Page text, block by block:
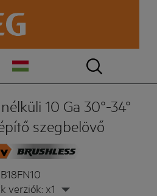
10 Ga 30°-34°
szegbelövő
B18FN10
verziók: x1